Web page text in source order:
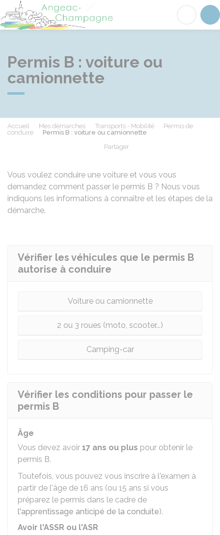
Angeac-Champagne
Permis B : voiture ou
camionnette
Accueil Mes démarches Transports - Mobilité
Permis de
conduire
Permis B : voiture ou camionnette
Partager
Vous voulez conduire une voiture et vous vous
demandez comment passer le permis B ? Nous vous
indiquons les informations à connaître et les étapes de la
démarche.
Vérifier les véhicules que le permis B
autorise à conduire
Voiture ou camionnette
2 ou 3 roues (moto, scooter...)
Camping-car
Vérifier les conditions pour passer le
permis B
Âge
Vous devez avoir 17 ans ou plus pour obtenir le
permis B.
Toutefois, vous pouvez vous inscrire à l'examen à
partir de l'âge de 16 ans (ou 15 ans si vous
préparez le permis dans le cadre de
l'apprentissage anticipé de la conduite).
Avoir l'ASSR ou l'ASR